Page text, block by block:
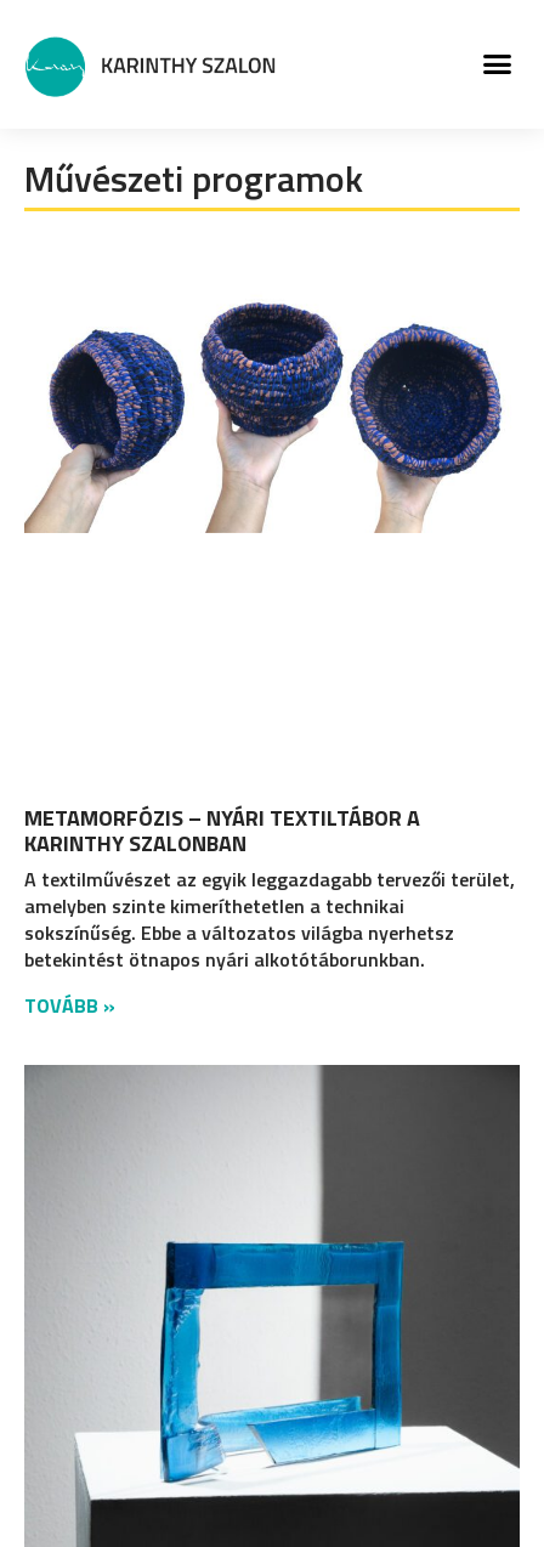
Művészeti programok
METAMORFÓZIS – NYÁRI TEXTILTÁBOR A
KARINTHY SZALONBAN
A textilművészet az egyik leggazdagabb tervezői terület,
amelyben szinte kimeríthetetlen a technikai
sokszínűség. Ebbe a változatos világba nyerhetsz
betekintést ötnapos nyári alkotótáborunkban.
TOVÁBB »